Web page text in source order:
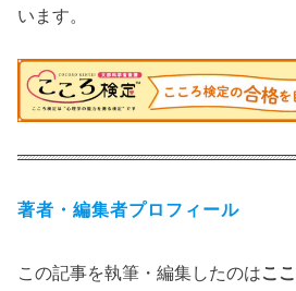
います。
著者・編集者プロフィール
この記事を執筆・編集したのはこ